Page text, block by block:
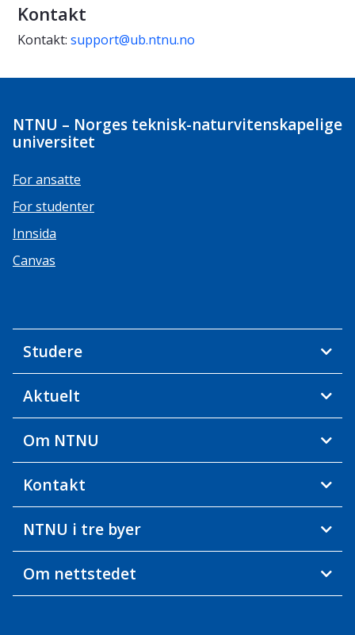
Kontakt
Kontakt: support@ub.ntnu.no
NTNU – Norges teknisk-naturvitenskapelige
universitet
For ansatte
For studenter
Innsida
Canvas
Studere
Aktuelt
Om NTNU
Kontakt
NTNU i tre byer
Om nettstedet